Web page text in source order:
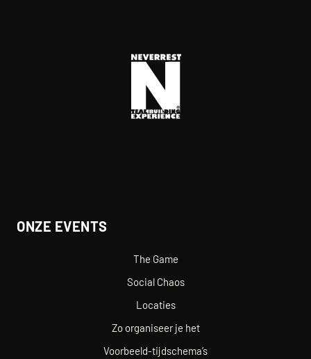
ONZE EVENTS
The Game
Social Chaos
Locaties
Zo organiseer je het
Voorbeeld-tijdschema’s